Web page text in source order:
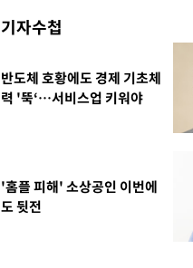
기자수첩
반도체 호황에도 경제 기초체
력 '뚝‘…서비스업 키워야
'홈플 피해' 소상공인 이번에
도 뒷전